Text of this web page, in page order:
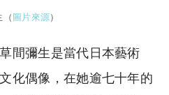
（圖片來源）
間彌生是當代日本藝術
化偶像，在她逾七十年的